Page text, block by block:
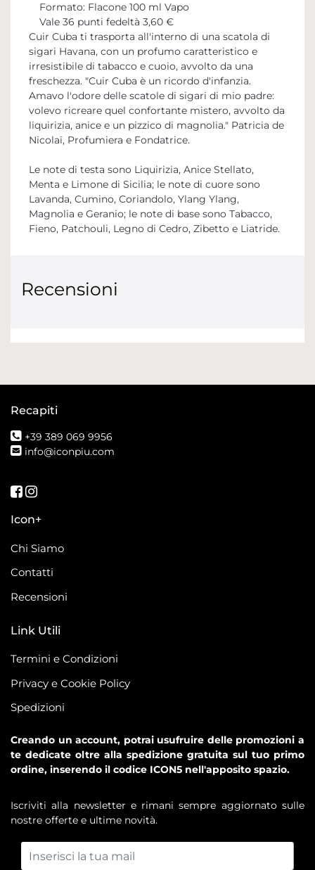
Formato: Flacone 100 ml Vapo
Vale 36 punti fedeltà 3,60 €
Cuir Cuba ti trasporta all'interno di una scatola di
sigari Havana, con un profumo caratteristico e
irresistibile di tabacco e cuoio, avvolto da una
freschezza. "Cuir Cuba è un ricordo d'infanzia.
Amavo l'odore delle scatole di sigari di mio padre:
volevo ricreare quel confortante mistero, avvolto da
liquirizia, anice e un pizzico di magnolia." Patricia de
Nicolaï, Profumiera e Fondatrice.
Le note di testa sono Liquirizia, Anice Stellato,
Menta e Limone di Sicilia; le note di cuore sono
Lavanda, Cumino, Coriandolo, Ylang Ylang,
Magnolia e Geranio; le note di base sono Tabacco,
Fieno, Patchouli, Legno di Cedro, Zibetto e Liatride.
Recensioni
Recapiti
+39 389 069 9956
info@iconpiu.com
Seguici su Facebook
Seguici su Instagram
Icon+
Chi Siamo
Contatti
Recensioni
Link Utili
Termini e Condizioni
Privacy e Cookie Policy
Spedizioni
Creando un account, potrai usufruire delle promozioni a
te dedicate oltre alla spedizione gratuita sul tuo primo
ordine, inserendo il codice ICON5 nell'apposito spazio.
Iscriviti alla newsletter e rimani sempre aggiornato sulle
nostre offerte e ultime novità.